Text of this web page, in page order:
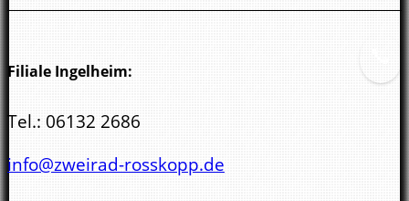
Filiale Ingelheim:
Tel.: 06132 2686
info@zweirad-rosskopp.de